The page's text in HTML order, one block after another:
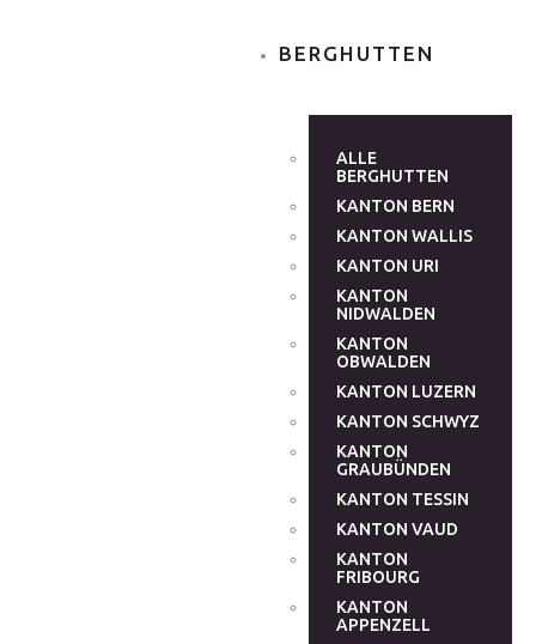
BERGHUTTEN
ALLE
BERGHUTTEN
KANTON BERN
KANTON WALLIS
KANTON URI
KANTON
NIDWALDEN
KANTON
OBWALDEN
KANTON LUZERN
KANTON SCHWYZ
KANTON
GRAUBÜNDEN
KANTON TESSIN
KANTON VAUD
KANTON
FRIBOURG
KANTON
APPENZELL